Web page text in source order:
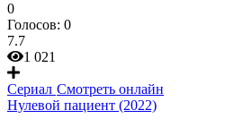
0
Голосов: 0
7.7
1 021
Сериал Смотреть онлайн
Нулевой пациент (2022)